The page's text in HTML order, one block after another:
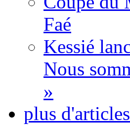
Faé
Kessié
Nous
»
plus